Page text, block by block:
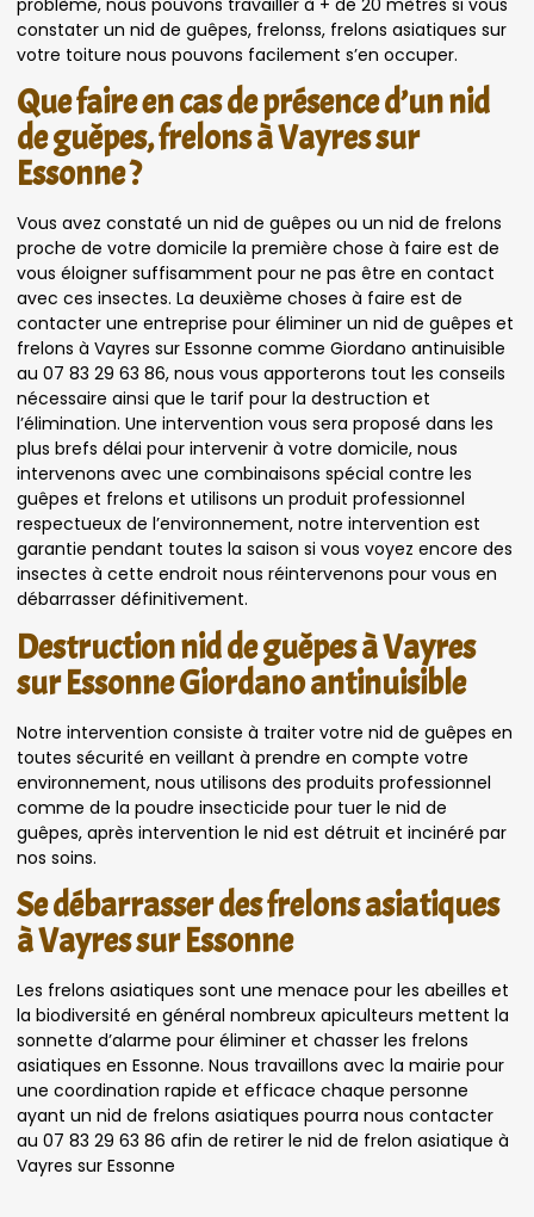
constater un nid de guêpes, frelonss, frelons asiatiques sur
votre toiture nous pouvons facilement s’en occuper.
Que faire en cas de présence d’un nid
de guêpes, frelons à Vayres sur
Essonne ?
Vous avez constaté un nid de guêpes ou un nid de frelons
proche de votre domicile la première chose à faire est de
vous éloigner suffisamment pour ne pas être en contact
avec ces insectes. La deuxième choses à faire est de
contacter une entreprise pour éliminer un nid de guêpes et
frelons à Vayres sur Essonne comme Giordano antinuisible
au 07 83 29 63 86, nous vous apporterons tout les conseils
nécessaire ainsi que le tarif pour la destruction et
l’élimination. Une intervention vous sera proposé dans les
plus brefs délai pour intervenir à votre domicile, nous
intervenons avec une combinaisons spécial contre les
guêpes et frelons et utilisons un produit professionnel
respectueux de l’environnement, notre intervention est
garantie pendant toutes la saison si vous voyez encore des
insectes à cette endroit nous réintervenons pour vous en
débarrasser définitivement.
Destruction nid de guêpes à Vayres
sur Essonne Giordano antinuisible
Notre intervention consiste à traiter votre nid de guêpes en
toutes sécurité en veillant à prendre en compte votre
environnement, nous utilisons des produits professionnel
comme de la poudre insecticide pour tuer le nid de
guêpes, après intervention le nid est détruit et incinéré par
nos soins.
Se débarrasser des frelons asiatiques
à Vayres sur Essonne
Les frelons asiatiques sont une menace pour les abeilles et
la biodiversité en général nombreux apiculteurs mettent la
sonnette d’alarme pour éliminer et chasser les frelons
asiatiques en Essonne. Nous travaillons avec la mairie pour
une coordination rapide et efficace chaque personne
ayant un nid de frelons asiatiques pourra nous contacter
au 07 83 29 63 86 afin de retirer le nid de frelon asiatique à
Vayres sur Essonne